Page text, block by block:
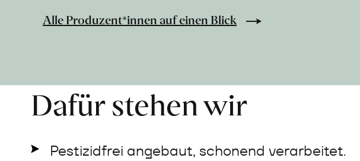
Alle Produzent*innen auf einen Blick
Dafür stehen wir
Pestizidfrei angebaut, schonend verarbeitet.